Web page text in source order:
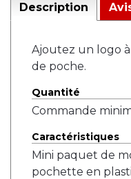
Description
Ajoutez un logo
de poche.
Quantité
Commande
Caractéristiques
Mini paquet de
pochette en